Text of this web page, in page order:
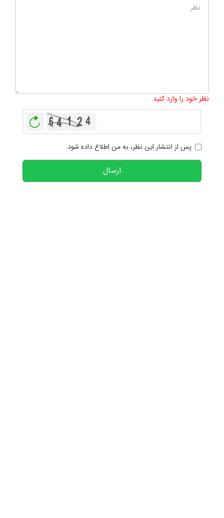
نظر خود را وارد کنید
پس از انتشار این نظر، به من اطلاع داده شود.
ارسال